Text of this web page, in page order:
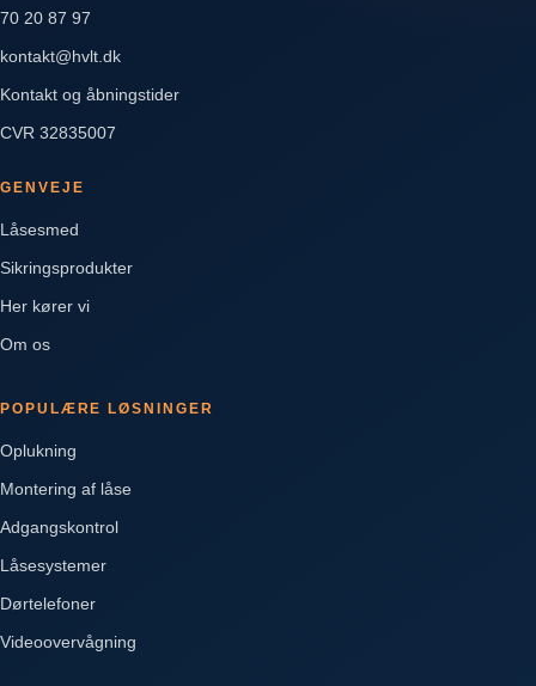
70 20 87 97
kontakt@hvlt.dk
Kontakt og åbningstider
CVR 32835007
GENVEJE
Låsesmed
Sikringsprodukter
Her kører vi
Om os
POPULÆRE LØSNINGER
Oplukning
Montering af låse
Adgangskontrol
Låsesystemer
Dørtelefoner
Videoovervågning